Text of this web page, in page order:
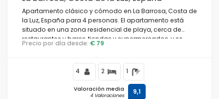
Apartamento clásico y cómodo en La Barrosa, Costa de
la Luz, España para 4 personas. El apartamento está
situado en una zona residencial de playa, cerca de
restaurantes y bares, tiendas y supermercados, y se
encuentra a 100 m de la playa de La Barrosa.
Precio por día desde: € 79
4 2 1
Valoración media
4 Valoraciones 9,1